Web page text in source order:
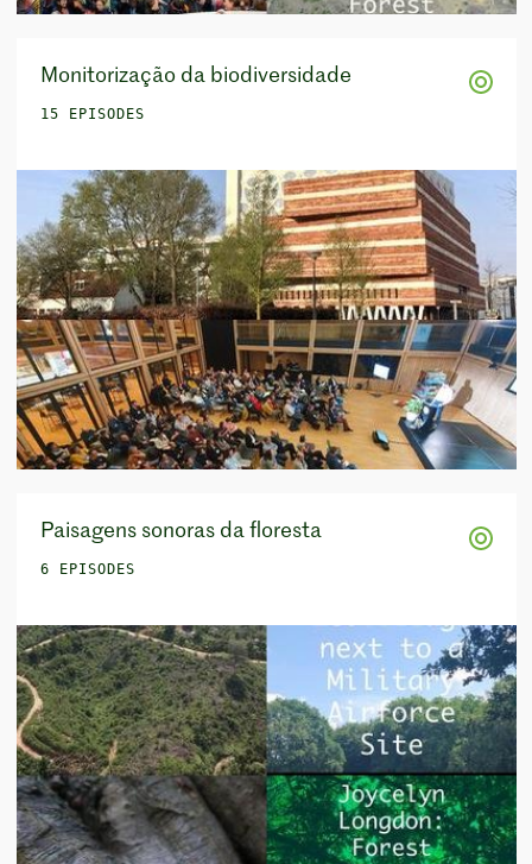
Monitorização da biodiversidade
15 EPISODES
Paisagens sonoras da floresta
6 EPISODES